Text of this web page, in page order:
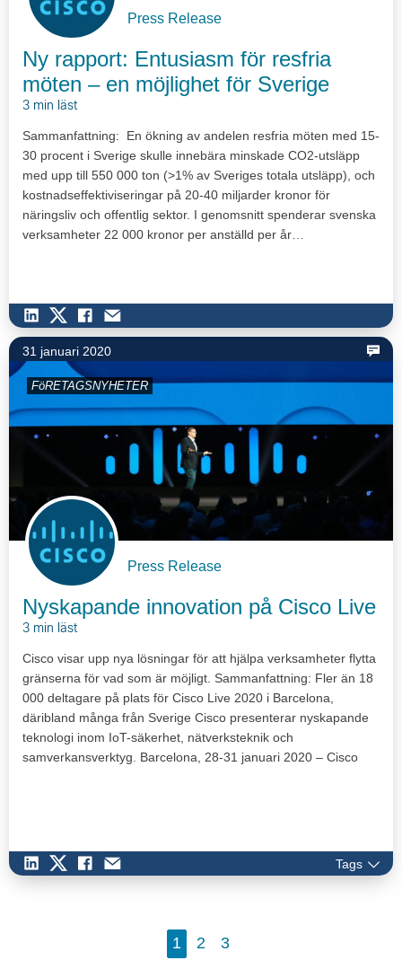
Press Release
Ny rapport: Entusiasm för resfria
möten – en möjlighet för Sverige
3 min läst
Sammanfattning: En ökning av andelen resfria möten med 15-
30 procent i Sverige skulle innebära minskade CO2-utsläpp
med upp till 550 000 ton (>1% av Sveriges totala utsläpp), och
kostnadseffektiviseringar på 20-40 miljarder kronor för
näringsliv och offentlig sektor. I genomsnitt spenderar svenska
verksamheter 22 000 kronor per anställd per år…
31 januari 2020
FöRETAGSNYHETER
Press Release
Nyskapande innovation på Cisco Live
3 min läst
Cisco visar upp nya lösningar för att hjälpa verksamheter flytta
gränserna för vad som är möjligt. Sammanfattning: Fler än 18
000 deltagare på plats för Cisco Live 2020 i Barcelona,
däribland många från Sverige Cisco presenterar nyskapande
teknologi inom IoT-säkerhet, nätverksteknik och
samverkansverktyg. Barcelona, 28-31 januari 2020 – Cisco
Tags
1 2 3